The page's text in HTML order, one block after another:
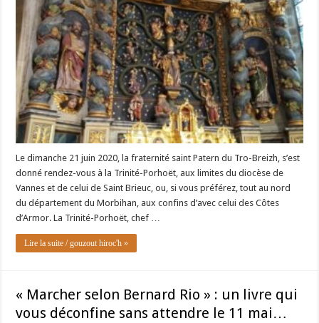
Le dimanche 21 juin 2020, la fraternité saint Patern du Tro-Breizh, s’est
donné rendez-vous à la Trinité-Porhoët, aux limites du diocèse de
Vannes et de celui de Saint Brieuc, ou, si vous préférez, tout au nord
du département du Morbihan, aux confins d’avec celui des Côtes
d’Armor. La Trinité-Porhoët, chef …
Lire la suite / gouzout hiroc'h »
« Marcher selon Bernard Rio » : un livre qui
vous déconfine sans attendre le 11 mai…